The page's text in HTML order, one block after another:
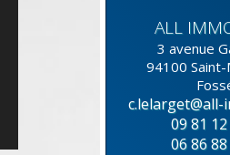
ALL
3 avenue
94100
09 81
06 86